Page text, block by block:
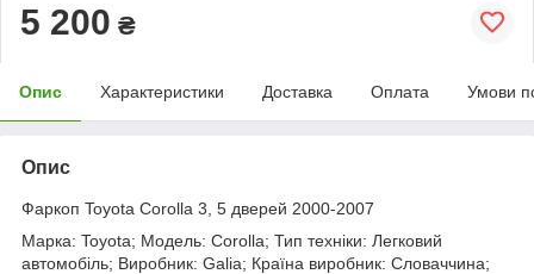
5 200 ₴
Опис Характеристики Доставка Оплата Умови
Опис
Фаркоп Toyota Corolla 3, 5 дверей 2000-2007
Марка: Toyota; Модель: Corolla; Тип техніки: Легковий
автомобіль; Виробник: Galia; Країна виробник: Словаччина;